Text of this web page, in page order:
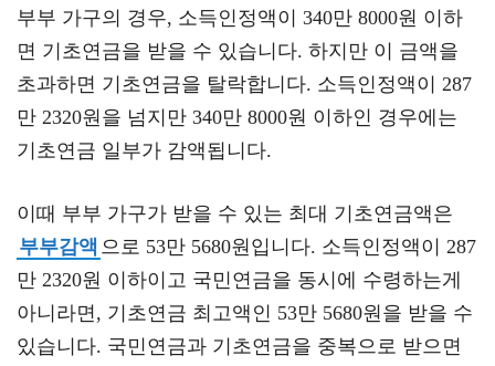
부부 가구의 경우, 소득인정액이 340만 8000원 이하
면 기초연금을 받을 수 있습니다. 하지만 이 금액을
초과하면 기초연금을 탈락합니다. 소득인정액이 287
만 2320원을 넘지만 340만 8000원 이하인 경우에는
기초연금 일부가 감액됩니다.
이때 부부 가구가 받을 수 있는 최대 기초연금액은
부부감액 으로 53만 5680원입니다. 소득인정액이 287
만 2320원 이하이고 국민연금을 동시에 수령하는게
아니라면, 기초연금 최고액인 53만 5680원을 받을 수
있습니다. 국민연금과 기초연금을 중복으로 받으면